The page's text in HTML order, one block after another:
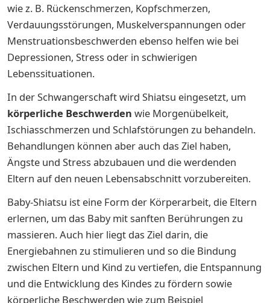
wie z. B. Rückenschmerzen, Kopfschmerzen,
Verdauungsstörungen, Muskelverspannungen oder
Menstruationsbeschwerden ebenso helfen wie bei
Depressionen, Stress oder in schwierigen
Lebenssituationen.
In der Schwangerschaft wird Shiatsu eingesetzt, um
körperliche Beschwerden wie Morgenübelkeit,
Ischiasschmerzen und Schlafstörungen zu behandeln.
Behandlungen können aber auch das Ziel haben,
Ängste und Stress abzubauen und die werdenden
Eltern auf den neuen Lebensabschnitt vorzubereiten.
Baby-Shiatsu ist eine Form der Körperarbeit, die Eltern
erlernen, um das Baby mit sanften Berührungen zu
massieren. Auch hier liegt das Ziel darin, die
Energiebahnen zu stimulieren und so die Bindung
zwischen Eltern und Kind zu vertiefen, die Entspannung
und die Entwicklung des Kindes zu fördern sowie
körperliche Beschwerden wie zum Beispiel